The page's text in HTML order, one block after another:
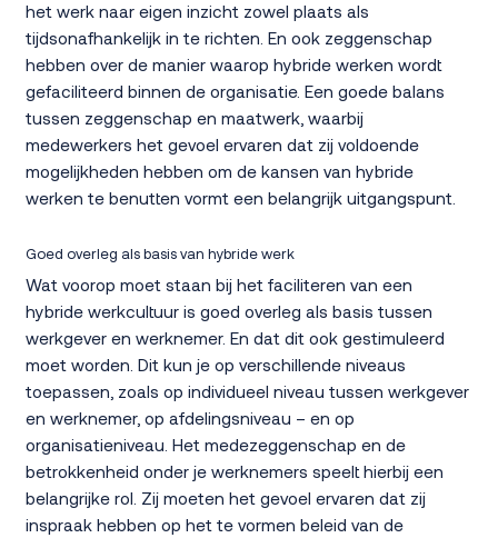
het werk naar eigen inzicht zowel plaats als
tijdsonafhankelijk in te richten. En ook zeggenschap
hebben over de manier waarop hybride werken wordt
gefaciliteerd binnen de organisatie. Een goede balans
tussen zeggenschap en maatwerk, waarbij
medewerkers het gevoel ervaren dat zij voldoende
mogelijkheden hebben om de kansen van hybride
werken te benutten vormt een belangrijk uitgangspunt.
Goed overleg als basis van hybride werk
Wat voorop moet staan bij het faciliteren van een
hybride werkcultuur is goed overleg als basis tussen
werkgever en werknemer. En dat dit ook gestimuleerd
moet worden. Dit kun je op verschillende niveaus
toepassen, zoals op individueel niveau tussen werkgever
en werknemer, op afdelingsniveau – en op
organisatieniveau. Het medezeggenschap en de
betrokkenheid onder je werknemers speelt hierbij een
belangrijke rol. Zij moeten het gevoel ervaren dat zij
inspraak hebben op het te vormen beleid van de